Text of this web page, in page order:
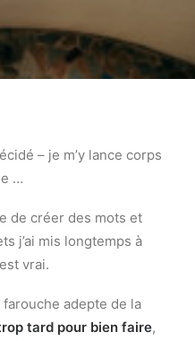
– je m’y lance corps
…
de créer des mots et
j’ai mis longtemps à
vrai.
adepte de la
tard pour bien faire,